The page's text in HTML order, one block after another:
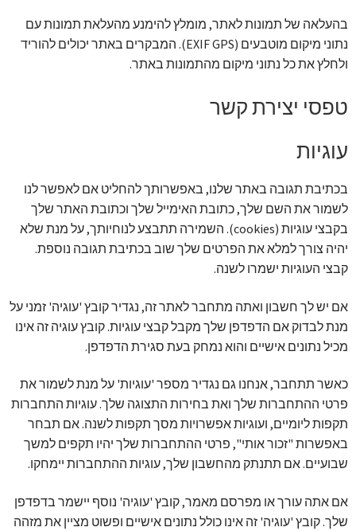
קטלוג מוצרים
בלוג
בהעלאה של תמונות לאתר, מומלץ להימנע מהעלאת תמונות עם
נתוני מיקום מוטבעים (EXIF GPS). המבקרים באתר יכולים להוריד
ולחלץ את כל נתוני מיקום מהתמונות באתר.
טפסי יצירת קשר
עוגיות
בכתיבת תגובה באתר שלנו, באפשרותך להחליט אם לאפשר לנו
לשמור את השם שלך, כתובת האימייל שלך וכתובת האתר שלך
בקבצי עוגיות (cookies). השמירה תתבצע לנוחיותך, על מנת שלא
יהיה צורך למלא את הפרטים שלך שוב בכתיבת תגובה נוספת.
קבצי העוגיות ישמרו לשנה.
אם יש לך חשבון ואתה מתחבר לאתר זה, נגדיר קובץ 'עוגיה' זמני על
מנת לבדוק אם הדפדפן שלך מקבל קבצי עוגיות. קובץ עוגיה זה אינו
מכיל נתונים אישיים והוא נמחק בעת סגירת הדפדפן.
כאשר תתחבר, אנחנו גם נגדיר מספר 'עוגיות' על מנת לשמור את
פרטי ההתחברות שלך ואת בחירות התצוגה שלך. עוגיות התחברות
תקפות ליומיים, ועוגיות אפשרויות מסך תקפות לשנה. אם תבחר
באפשרות "זכור אותי", פרטי ההתחברות שלך יהיו תקפים למשך
שבועיים. אם תתנתק מהחשבון שלך, עוגיות ההתחברות יימחקו.
אם אתה עורך או מפרסם מאמר, קובץ 'עוגיה' נוסף יישמר בדפדפן
שלך. קובץ 'עוגיה' זה אינו כולל נתונים אישיים ופשוט מציין את מזהה